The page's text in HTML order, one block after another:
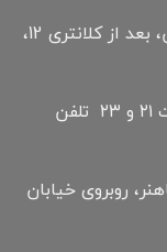
: بلوار چمران، بعد از پارک چمران، بعد از کلانتری 12،
: بلوار رحمت شرقی، بین رحمت ۲۱ و ۲۳ تلفن
روبروی خیابان